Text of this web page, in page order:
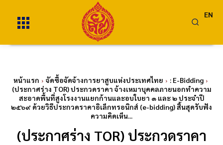
EN
หน้าแรก จัดซื้อจัดจ้างการยาสูบแห่งประเทศไทย
: E-Bidding
(ประกาศร่าง TOR) ประกวดราคา จ้างเหมาบุคคลภายนอกทำความ
สะอาดพื้นที่สูงโรงงานแยกก้านและอบใบยา ๑ และ ๒ ประจำปี
๒๕๖๙ ด้วยวิธีประกวดราคาอิเล็กทรอนิกส์ (e-bidding) สิ้นสุดรับฟัง
ความคิดเห็น...
(ประกาศร่าง TOR) ประกวดราคา